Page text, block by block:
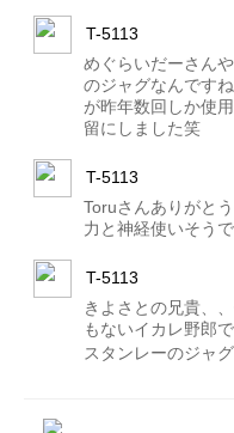
T-5113
めぐらいだーさん
のジャグなんです
が昨年数回しか使
留にしました笑
T-5113
Toruさんありがと
力と神経使いそう
T-5113
きよさとの兄貴、
もないイカレ野郎
スタンレーのジャ